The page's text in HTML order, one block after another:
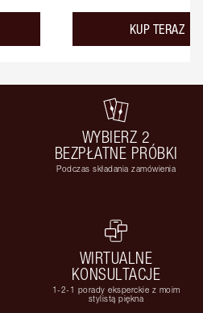
KUP TERAZ
WYBIERZ 2
BEZPŁATNE PRÓBKI
Podczas składania zamówienia
WIRTUALNE
KONSULTACJE
1-2-1 porady eksperckie z moim
stylistą piękna